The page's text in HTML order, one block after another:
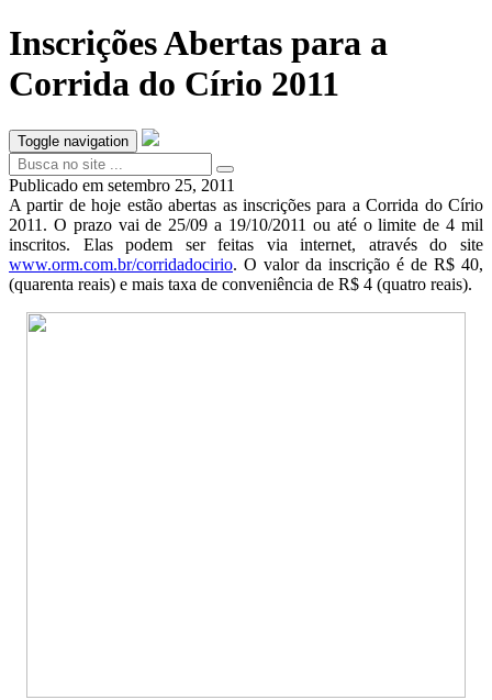
Inscrições Abertas para a
Corrida do Círio 2011
Toggle navigation
Publicado em setembro 25, 2011
A partir de hoje estão abertas as inscrições para a Corrida do Círio
2011. O prazo vai de 25/09 a 19/10/2011 ou até o limite de 4 mil
inscritos. Elas podem ser feitas via internet, através do site
www.orm.com.br/corridadocirio. O valor da inscrição é de R$ 40,
(quarenta reais) e mais taxa de conveniência de R$ 4 (quatro reais).